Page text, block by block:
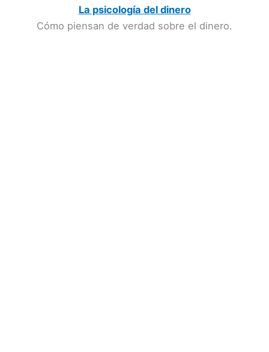
La psicología del dinero
Cómo piensan de verdad sobre el dinero.